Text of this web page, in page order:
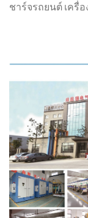
ชาร์จรถยนต์ เครื่